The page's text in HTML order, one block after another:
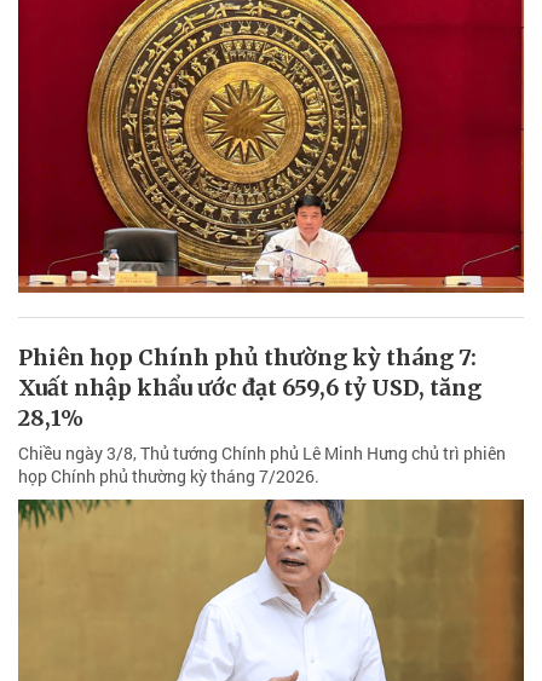
Phiên họp Chính phủ thường kỳ tháng 7:
Xuất nhập khẩu ước đạt 659,6 tỷ USD, tăng
28,1%
Chiều ngày 3/8, Thủ tướng Chính phủ Lê Minh Hưng chủ trì phiên
họp Chính phủ thường kỳ tháng 7/2026.